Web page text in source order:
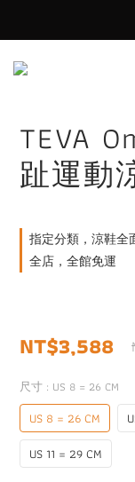
TEVA
趾運動
指定分類，涼鞋全
全店，全館免運
NT$3,588
尺寸 : US 8 = 26 CM
US 8 = 26 CM
US 11 = 29 CM